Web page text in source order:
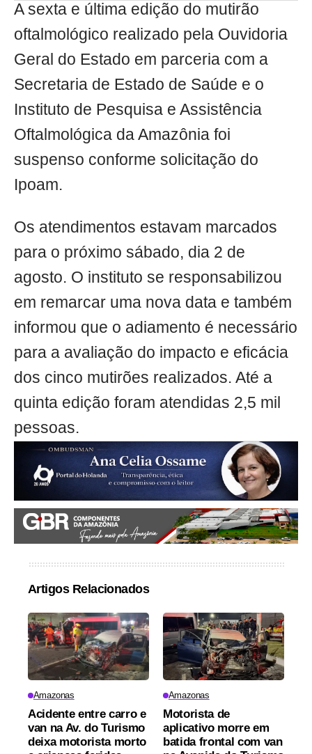
A sexta e última edição do mutirão
oftalmológico realizado pela Ouvidoria
Geral do Estado em parceria com a
Secretaria de Estado de Saúde e o
Instituto de Pesquisa e Assistência
Oftalmológica da Amazônia foi
suspenso conforme solicitação do
Ipoam.
Os atendimentos estavam marcados
para o próximo sábado, dia 2 de
agosto. O instituto se responsabilizou
em remarcar uma nova data e também
informou que o adiamento é necessário
para a avaliação do impacto e eficácia
dos cinco mutirões realizados. Até a
quinta edição foram atendidas 2,5 mil
pessoas.
Artigos Relacionados
Amazonas
Acidente entre carro e
van na Av. do Turismo
deixa motorista morto
Amazonas
Motorista de
aplicativo morre em
batida frontal com van